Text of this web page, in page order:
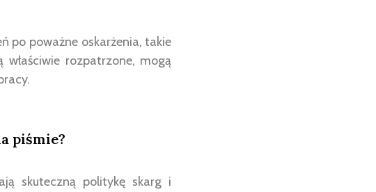
po poważne oskarżenia, takie
rozpatrzone, mogą
piśmie?
skuteczną politykę skarg i